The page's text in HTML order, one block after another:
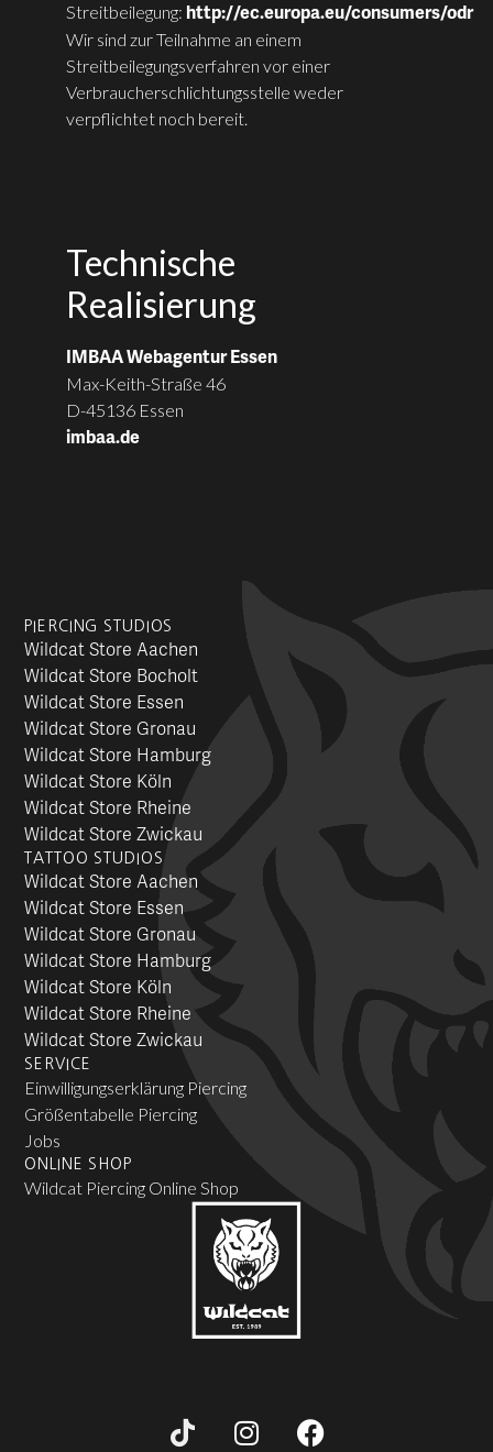
Streitbeilegung: http://ec.europa.eu/consumers/odr
Wir sind zur Teilnahme an einem
Streitbeilegungsverfahren vor einer
Verbraucherschlichtungsstelle weder
verpflichtet noch bereit.
Technische
Realisierung
IMBAA Webagentur Essen
Max-Keith-Straße 46
D-45136 Essen
imbaa.de
PIERCING STUDIOS
Wildcat Store Aachen
Wildcat Store Bocholt
Wildcat Store Essen
Wildcat Store Gronau
Wildcat Store Hamburg
Wildcat Store Köln
Wildcat Store Rheine
Wildcat Store Zwickau
TATTOO STUDIOS
Wildcat Store Aachen
Wildcat Store Essen
Wildcat Store Gronau
Wildcat Store Hamburg
Wildcat Store Köln
Wildcat Store Rheine
Wildcat Store Zwickau
SERVICE
Einwilligungserklärung Piercing
Größentabelle Piercing
Jobs
ONLINE SHOP
Wildcat Piercing Online Shop